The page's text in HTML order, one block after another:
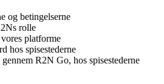
og betingelserne
rolle
platforme
hos spisestederne
R2N Go, hos spisestederne